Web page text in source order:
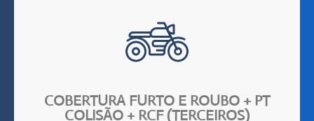
COBERTURA FURTO E ROUBO + PT
COLISÃO + RCF (TERCEIROS)
contra Furto e Roubo.